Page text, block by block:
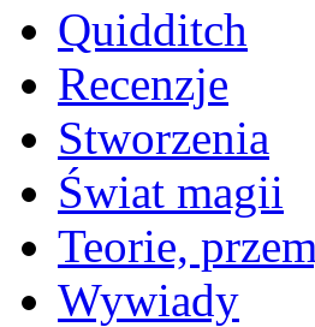
Quidditch
Recenzje
Stworzenia
Świat magii
Teorie,
Wywiady